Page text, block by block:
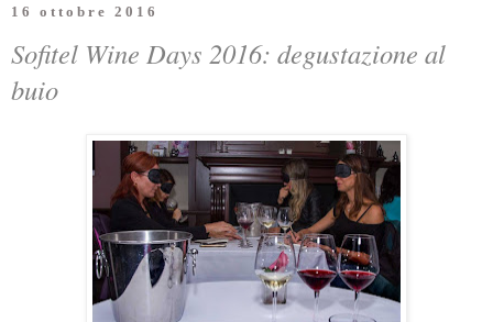
16 ottobre 2016
Sofitel Wine Days 2016: degustazione al
buio